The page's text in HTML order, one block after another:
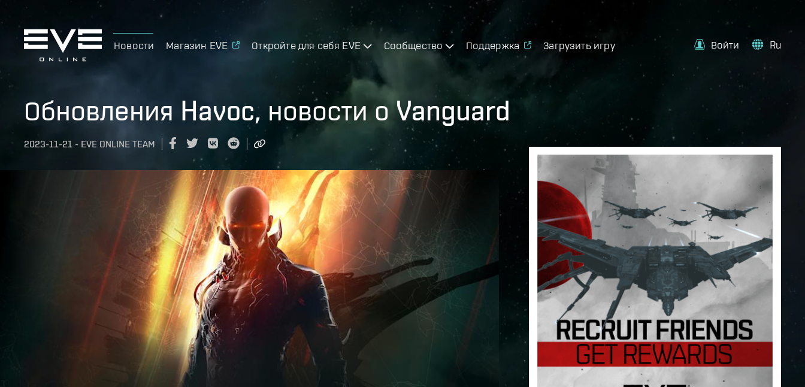
Новости Магазин EVE Откройте для себя EVE Сообщество Поддержка Загрузить игру Войти Ru
Обновления Havoc, новости о Vanguard
2023-11-21 - EVE ONLINE TEAM